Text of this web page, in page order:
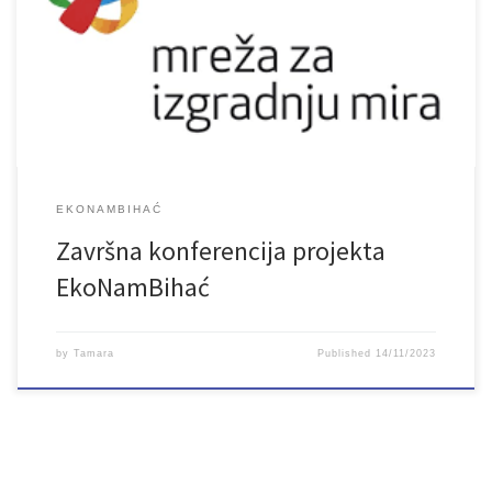
EKONAMBIHAĆ
Završna konferencija projekta
EkoNamBihać
by Tamara Published 14/11/2023